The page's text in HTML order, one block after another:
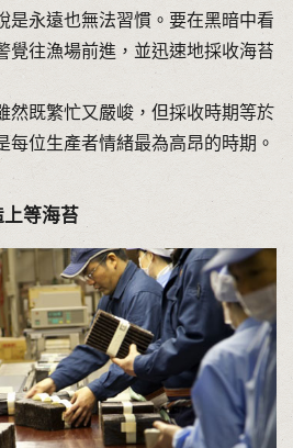
是永遠也無法習慣。要在黑暗中看
覺往漁場前進，並迅速地採收海苔
然既繁忙又嚴峻，但採收時期等於
每位生產者情緒最為高昂的時期。
等海苔